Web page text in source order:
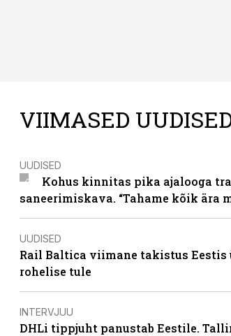
VIIMASED
UUDISED
Kohus kinnitas pika ajalooga
saneerimiskava. “Tahame kõik ära
UUDISED
Rail Baltica viimane takistus
rohelise tule
INTERVJUU
DHLi tippjuht panustab Eestile.